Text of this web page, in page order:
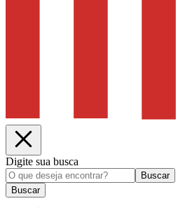
Digite sua busca
Buscar
Buscar